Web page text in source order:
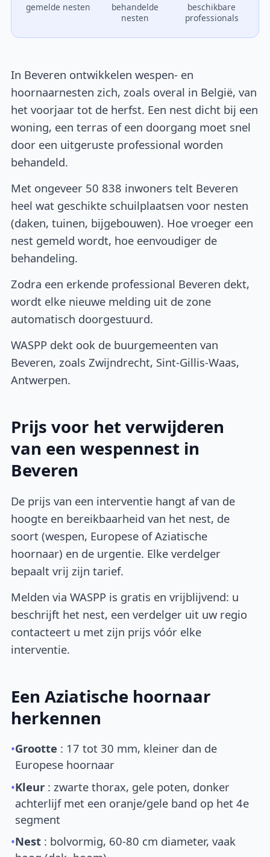
gemelde nesten
behandelde
nesten
beschikbare
professionals
In Beveren ontwikkelen wespen- en
hoornaarnesten zich, zoals overal in België, van
het voorjaar tot de herfst. Een nest dicht bij een
woning, een terras of een doorgang moet snel
door een uitgeruste professional worden
behandeld.
Met ongeveer 50 838 inwoners telt Beveren
heel wat geschikte schuilplaatsen voor nesten
(daken, tuinen, bijgebouwen). Hoe vroeger een
nest gemeld wordt, hoe eenvoudiger de
behandeling.
Zodra een erkende professional Beveren dekt,
wordt elke nieuwe melding uit de zone
automatisch doorgestuurd.
WASPP dekt ook de buurgemeenten van
Beveren, zoals Zwijndrecht, Sint-Gillis-Waas,
Antwerpen.
Prijs voor het verwijderen
van een wespennest in
Beveren
De prijs van een interventie hangt af van de
hoogte en bereikbaarheid van het nest, de
soort (wespen, Europese of Aziatische
hoornaar) en de urgentie. Elke verdelger
bepaalt vrij zijn tarief.
Melden via WASPP is gratis en vrijblijvend: u
beschrijft het nest, een verdelger uit uw regio
contacteert u met zijn prijs vóór elke
interventie.
Een Aziatische hoornaar
herkennen
•Grootte : 17 tot 30 mm, kleiner dan de
Europese hoornaar
•Kleur : zwarte thorax, gele poten, donker
achterlijf met een oranje/gele band op het 4e
segment
•Nest : bolvormig, 60-80 cm diameter, vaak